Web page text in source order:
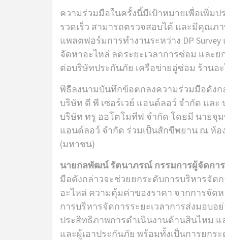
ความร่วมมือในครั้งนี้มีเป้าหมายเพื่อเพิ่ม
รวดเร็ว สามารถตรวจสอบได้ และมีคุณภ
แพลตฟอร์มการทำงานระหว่าง DP
จัดหาอะไหล่ ลดระยะเวลาการซ่อม และ
ต่อบริษัทประกันภัย เครือข่ายอู่ซ่อม ร้านอ
พิธีลงนามบันทึกข้อตกลงความร่วมมือดัง
บริษัท ดี พี เซอร์เวย์ แอนด์ลอว์ จำกัด แล
บริษัท ทรู ออโตโมทีฟ จำกัด โดยมี นายจุ
แอนด์ลอว์ จำกัด ร่วมเป็นสักขีพยาน ณ ห้อ
(มหาชน)
นายกลพัฒน์ รัตนาภรณ์ กรรมการผู้จัดกา
มือดังกล่าวจะช่วยยกระดับการบริหารจั
อะไหล่ ความคุ้มค่าของราคา จากการจัด
การบริหารจัดการระยะเวลาการส่งมอบ
ประสิทธิภาพการดำเนินงานด้านสินไหม
และผู้เอาประกันภัย พร้อมทั้งเป็นการยก